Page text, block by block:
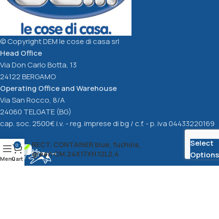
© Copyright DEM le cose di casa srl
Head Office
Via Don Carlo Botta, 13
24122 BERGAMO
Operating Office and Warehouse
Via San Rocco, 8/A
24060 TELGATE (BG)
cap. soc. 2500€ i.v. - reg. imprese di bg / c.f. - p. iva 04433220169
Privacy Policycookie Policy
RECT. CONTAINER blue, fuchsia,
green CM.24X17XH.12L2,4
Select
Options
Menu
0
Cart